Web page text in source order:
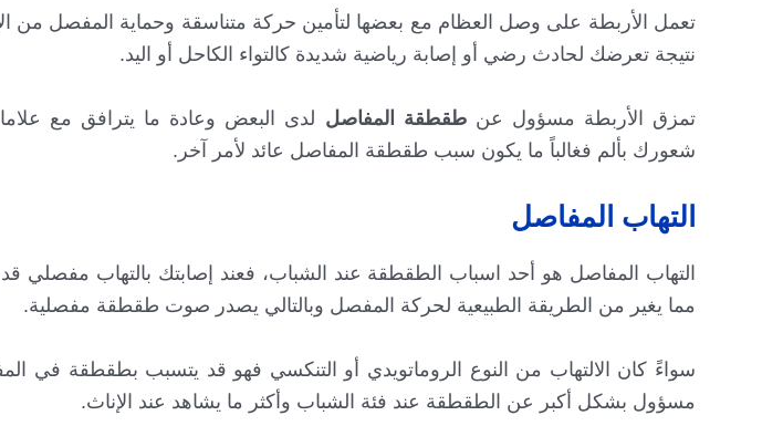
تعمل الأربطة على وصل العظام مع بعضها لتأمين حركة متناسقة وحماية المفصل من
نتيجة تعرضك لحادث رضي أو إصابة رياضية شديدة كالتواء الكاحل أو اليد.
تمزق الأربطة مسؤول عنطقطقة المفاصل لدى البعض وعادة ما يترافق مع
شعورك بألم فغالباً ما يكون سبب طقطقة المفاصل عائد لأمر آخر.
التهاب المفاصل
التهاب المفاصل هو أحد اسباب الطقطقة عند الشباب، فعند إصابتك بالتهاب مفصلي
مما يغير من الطريقة الطبيعية لحركة المفصل وبالتالي يصدر صوت طقطقة مفصلية.
سواءً كان الالتهاب من النوع الروماتويدي أو التنكسي فهو قد يتسبب بطقطقة في
مسؤول بشكل أكبر عن الطقطقة عند فئة الشباب وأكثر ما يشاهد عند الإناث.